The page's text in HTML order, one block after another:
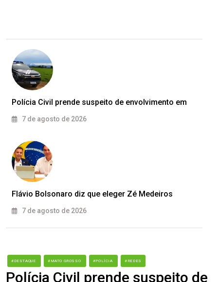
Polícia Civil prende suspeito de envolvimento em
7 de agosto de 2026
Flávio Bolsonaro diz que eleger Zé Medeiros
7 de agosto de 2026
#DESTAQUE #MATO GROSSO #POLÍCIA #REDES
Polícia Civil prende suspeito de